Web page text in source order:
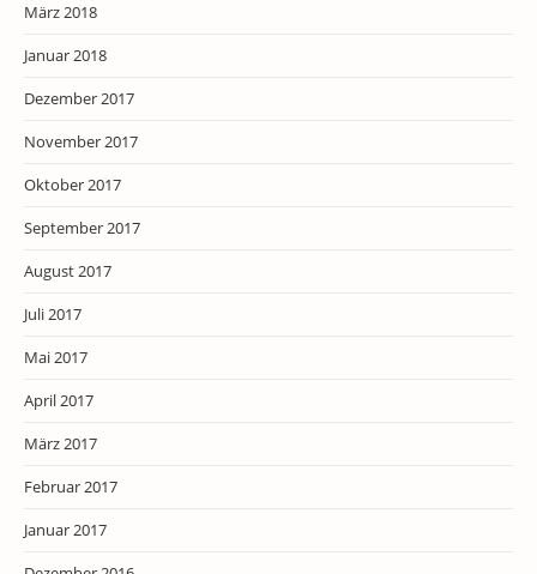
März 2018
Januar 2018
Dezember 2017
November 2017
Oktober 2017
September 2017
August 2017
Juli 2017
Mai 2017
April 2017
März 2017
Februar 2017
Januar 2017